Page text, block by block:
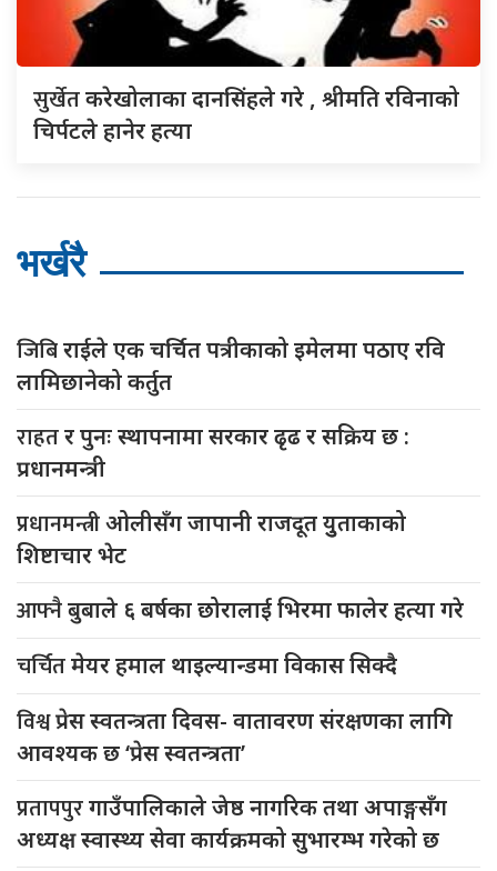
सुर्खेतकरेखोलाका दानसिंहले गरे , श्रीमति रविनाको
चिर्पटले हानेर हत्या
भर्खरै
जिबिराईले एक चर्चित पत्रीकाको इमेलमा पठाए रवि
लामिछानेको कर्तुत
राहतर पुनः स्थापनामा सरकार ढृढ र सक्रिय छ :
प्रधानमन्त्री
प्रधानमन्त्रीओलीसँग जापानी राजदूत युुताकाको
शिष्टाचार भेट
आफ्नैबुबाले ६ बर्षका छोरालाई भिरमा फालेर हत्या गरे
चर्चितमेयर हमाल थाइल्यान्डमा विकास सिक्दै
विश्वप्रेस स्वतन्त्रता दिवस- वातावरण संरक्षणका लागि
आवश्यक छ ‘प्रेस स्वतन्त्रता’
प्रतापपुरगाउँपालिकाले जेष्ठ नागरिक तथा अपाङ्गसँग
अध्यक्ष स्वास्थ्य सेवा कार्यक्रमको सुभारम्भ गरेको छ